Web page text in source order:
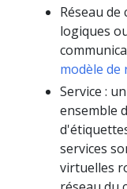
Réseau de
logiques
modèle de
Service :
ensemble
services
virtuelles